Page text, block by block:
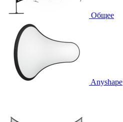
Общее
Anyshape